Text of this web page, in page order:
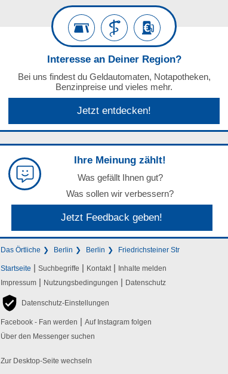
Interesse an Deiner Region?
Bei uns findest du Geldautomaten, Notapotheken,
Benzinpreise und vieles mehr.
Jetzt entdecken!
Ihre Meinung zählt!
Was gefällt Ihnen gut?
Was sollen wir verbessern?
Jetzt Feedback geben!
Das Örtliche Berlin Berlin Friedrichsteiner Str
Startseite | Suchbegriffe | Kontakt | Inhalte melden
Impressum | Nutzungsbedingungen | Datenschutz
Datenschutz-Einstellungen
Facebook - Fan werden | Auf Instagram folgen
Über den Messenger suchen
Zur Desktop-Seite wechseln